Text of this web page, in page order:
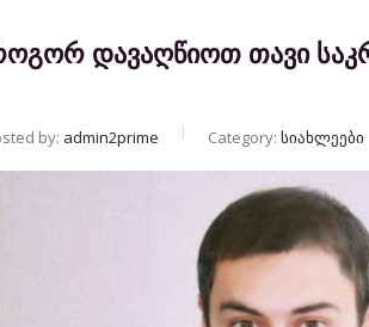
დავაღწიოთ თავი
by: admin2prime Category: სიახლეები